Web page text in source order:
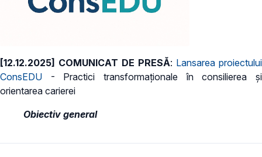
[12.12.2025] COMUNICAT DE PRESĂ: Lansarea proiectului
ConsEDU - Practici transformaționale în consilierea și
orientarea carierei
Obiectiv general